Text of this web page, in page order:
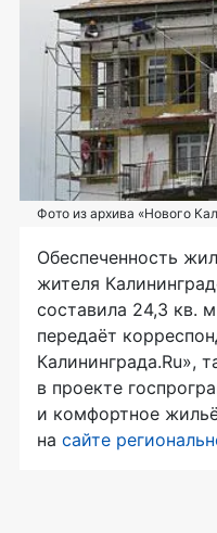
Фото из архива «Нового
Обеспеченность
жителя
составила 24,3 кв.
передаёт
Калининграда.Ru»,
в проекте
и комфортное
на сайте